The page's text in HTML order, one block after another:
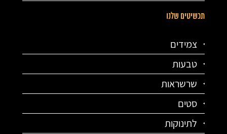
תכשיטים שלנו
צמידים
טבעות
שרשראות
סטים
לתינוקות